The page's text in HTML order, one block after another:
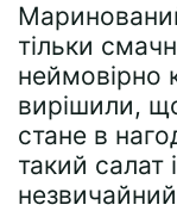
тільки
неймовірно
вирішили,
стане в
такий салат